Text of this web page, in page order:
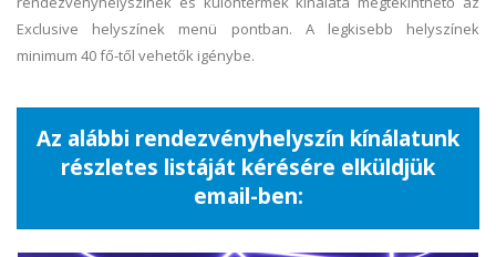
Exclusive helyszínek menü pontban. A legkisebb helyszínek
minimum 40 fő-től vehetők igénybe.
Az alábbi rendezvényhelyszín kínálatunk
részletes listáját kérésére elküldjük
email-ben: